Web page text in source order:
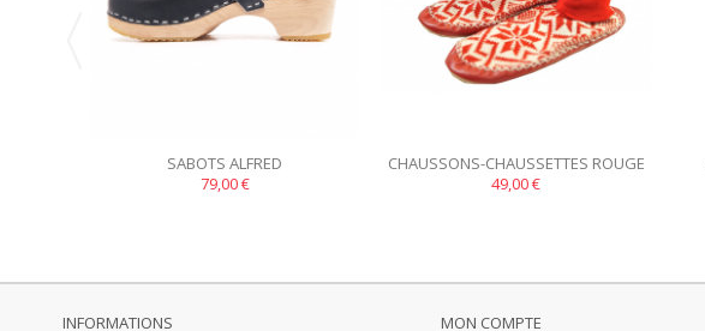
SABOTS ALFRED
79,00 €
CHAUSSONS-CHAUSSETTES ROUGE
ET BLANC
49,00 €
INFORMATIONS MON COMPTE